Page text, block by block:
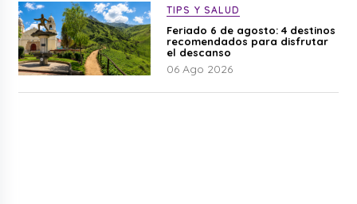
TIPS Y SALUD
Feriado 6 de agosto: 4 destinos
recomendados para disfrutar
el descanso
06 Ago 2026